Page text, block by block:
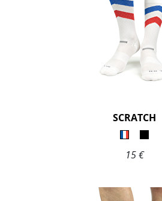
SCRATCH
15 €